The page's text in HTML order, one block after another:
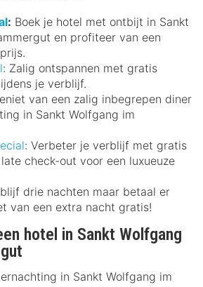
: Boek je hotel met ontbijt in Sankt
en profiteer van een
: Zalig ontspannen met gratis
je verblijf.
van een zalig inbegrepen diner
in Sankt Wolfgang im
: Verbeter je verblijf met gratis
check-out voor een luxueuze
drie nachten maar betaal er
van een extra nacht gratis!
hotel in Sankt Wolfgang
in Sankt Wolfgang im